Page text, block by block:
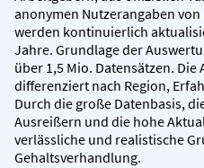
anonymen Nutzerangaben
werden kontinuierlich
Jahre. Grundlage der
über 1,5 Mio. Datensätzen.
differenziert nach Region,
Durch die große Datenbasis,
Ausreißern und die hohe
verlässliche und realistische
Gehaltsverhandlung.